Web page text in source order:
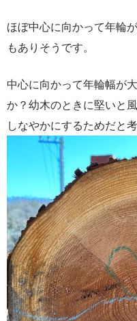
ほぼ中心に向かって年輪
もありそうです。
中心に向かって年輪幅が
か？幼木のときに堅いと
しなやかにするためだと